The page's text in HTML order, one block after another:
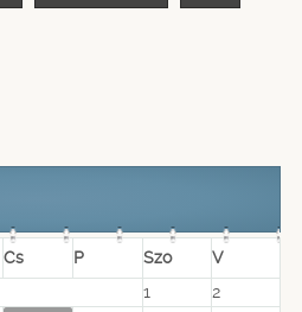
Cs P Szo
V
1
2